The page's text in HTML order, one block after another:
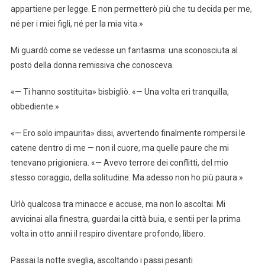
appartiene per legge. E non permetterò più che tu decida per me,
né per i miei figli, né per la mia vita.»
Mi guardò come se vedesse un fantasma: una sconosciuta al
posto della donna remissiva che conosceva.
«— Ti hanno sostituita» bisbigliò. «— Una volta eri tranquilla,
obbediente.»
«— Ero solo impaurita» dissi, avvertendo finalmente rompersi le
catene dentro di me — non il cuore, ma quelle paure che mi
tenevano prigioniera. «— Avevo terrore dei conflitti, del mio
stesso coraggio, della solitudine. Ma adesso non ho più paura.»
Urlò qualcosa tra minacce e accuse, ma non lo ascoltai. Mi
avvicinai alla finestra, guardai la città buia, e sentii per la prima
volta in otto anni il respiro diventare profondo, libero.
Passai la notte sveglia, ascoltando i passi pesanti